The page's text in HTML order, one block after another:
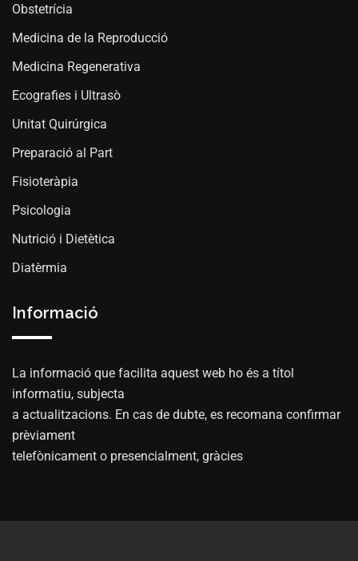
Obstetrícia
Medicina de la Reproducció
Medicina Regenerativa
Ecografies i Ultrasò
Unitat Quirúrgica
Preparació al Part
Fisioteràpia
Psicologia
Nutrició i Dietètica
Diatèrmia
Informació
La informació que facilita aquest web ho és a títol
informatiu, subjecta
a actualitzacions. En cas de dubte, es recomana confirmar
prèviament
telefònicament o presencialment, gràcies